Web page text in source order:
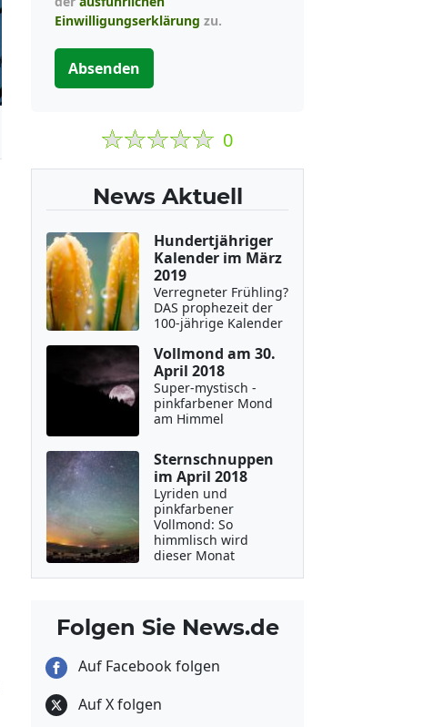
Einwilligungserklärung zu.
Absenden
0
News Aktuell
Hundertjähriger
Kalender im März
2019
Verregneter Frühling?
DAS prophezeit der
100-jährige Kalender
Vollmond am 30.
April 2018
Super-mystisch -
pinkfarbener Mond
am Himmel
Sternschnuppen
im April 2018
Lyriden und
pinkfarbener
Vollmond: So
himmlisch wird
dieser Monat
Folgen Sie News.de
Auf Facebook folgen
Auf X folgen